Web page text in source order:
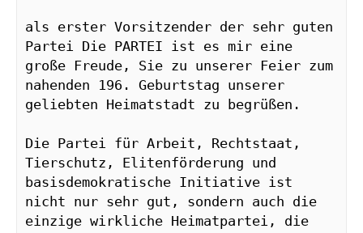
als erster Vorsitzender der sehr guten
Partei Die PARTEI ist es mir eine
große Freude, Sie zu unserer Feier zum
nahenden 196. Geburtstag unserer
geliebten Heimatstadt zu begrüßen.
Die Partei für Arbeit, Rechtstaat,
Tierschutz, Elitenförderung und
basisdemokratische Initiative ist
nicht nur sehr gut, sondern auch die
einzige wirkliche Heimatpartei, die